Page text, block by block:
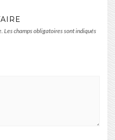
Les champs obligatoires sont indiqués